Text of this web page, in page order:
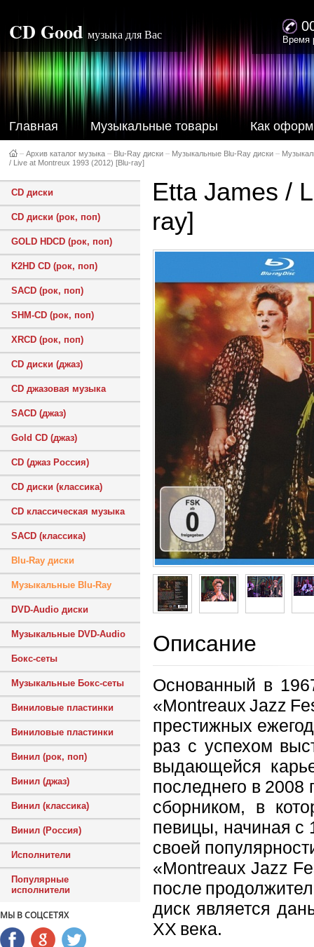
CD Good музыка для Вас Время
Главная Музыкальные товары Как
– Архив каталог музыка – Blu-Ray диски – Музыкальные Blu-Ray диски –
/ Live at Montreux 1993 (2012) [Blu-ray]
CD диски
CD диски (рок, поп)
GOLD HDCD (рок, поп)
K2HD CD (рок, поп)
SACD (рок, поп)
SHM-CD (рок, поп)
XRCD (рок, поп)
CD диски (джаз)
CD джазовая музыка
SACD (джаз)
Gold CD (джаз)
CD (джаз Россия)
CD диски (классика)
CD классическая музыка
SACD (классика)
Blu-Ray диски
Музыкальные Blu-Ray
DVD-Audio диски
Музыкальные DVD-Audio
Бокс-сеты
Музыкальные Бокс-сеты
Виниловые пластинки
Виниловые пластинки
Винил (рок, поп)
Винил (джаз)
Винил (классика)
Винил (Россия)
Исполнители
Популярные
исполнители
МЫ В СОЦСЕТЯХ
Etta James /
ray]
Описание
Основанный в
«Montreaux Jazz
престижных
раз с успехом
выдающейся
последнего в 2008
сборником, в
певицы, начиная с
своей
«Montreaux Jazz
после
диск является
XX века.